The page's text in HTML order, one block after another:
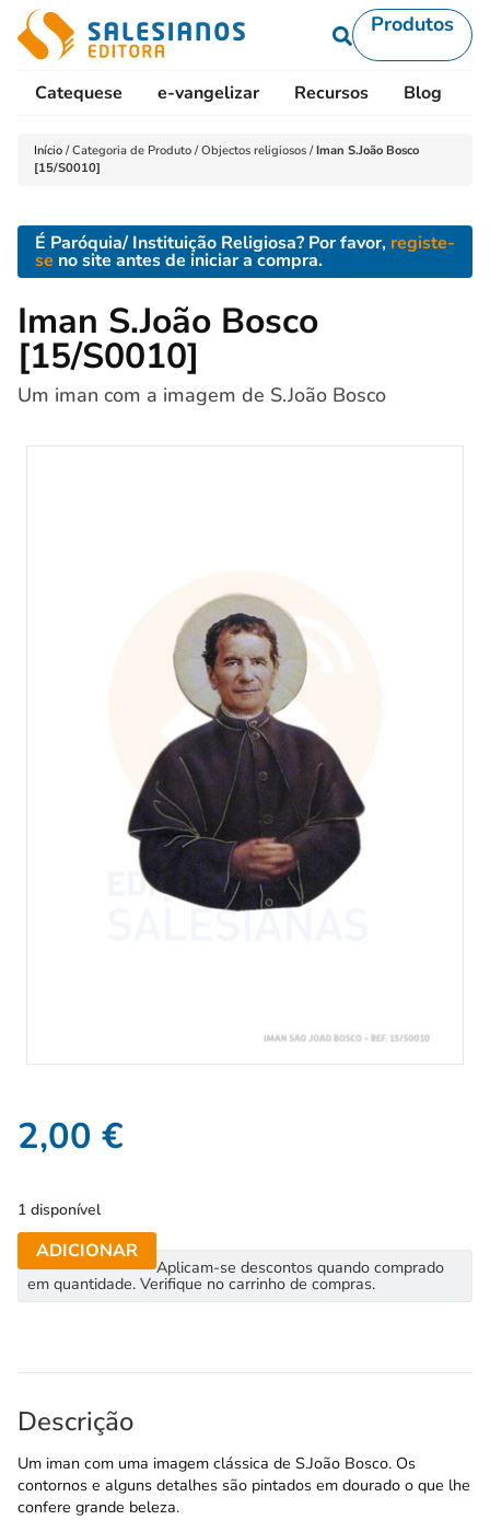
Produtos
Catequese e-vangelizar Recursos Blog
Início /Categoria de Produto /Objectos religiosos /Iman S.João Bosco
[15/S0010]
É Paróquia/ Instituição Religiosa? Por favor, registe-
se no site antes de iniciar a compra.
Iman S.João Bosco
[15/S0010]
Um iman com a imagem de S.João Bosco
2,00 €
1 disponível
ADICIONAR
Aplicam-se descontos quando comprado
em quantidade. Verifique no carrinho de compras.
Descrição
Um iman com uma imagem clássica de S.João Bosco. Os
contornos e alguns detalhes são pintados em dourado o que lhe
confere grande beleza.